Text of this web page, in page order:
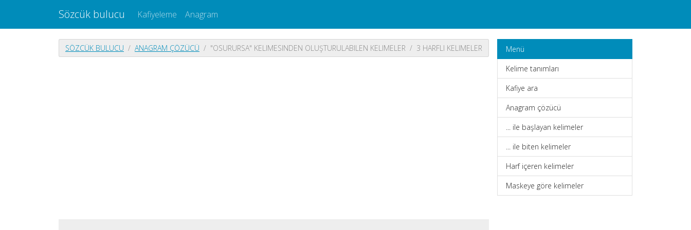
Sözcük bulucu Kafiyeleme Anagram
SÖZCÜK BULUCU ANAGRAM ÇÖZÜCÜ "OSURURSA" KELIMESINDEN OLUŞTURULABILEN KELIMELER 3 HARFLI KELIMELER
Menü
Kelime tanımları
Kafiye ara
Anagram çözücü
... ile başlayan kelimeler
... ile biten kelimeler
Harf içeren kelimeler
Maskeye göre kelimeler